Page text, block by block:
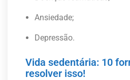
Ansiedade;
Depressão.
Vida sedentária: 10
resolver isso!